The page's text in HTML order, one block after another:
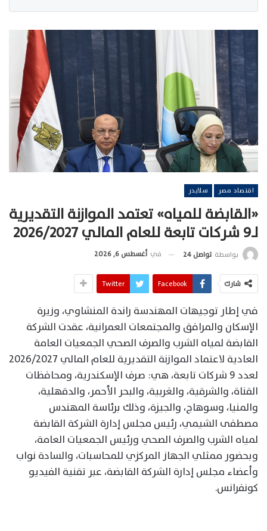
اقتصاد مصر سلايدر
«القابضة للمياه» تعتمد الموازنة التقديرية
لـ9 شركات تابعة للعام المالي 2026/2027
بواسطة تواصل 24 في أغسطس 6, 2026
شارك Facebook
Twitter
في إطار توجيهات المهندسة راندة المنشاوي، وزيرة
الإسكان والمرافق والمجتمعات العمرانية، عقدت الشركة
القابضة لمياه الشرب والصرف الصحي الجمعيات العامة
العادية لاعتماد الموازنة التقديرية للعام المالي 2026/2027
لعدد 9 شركات تابعة، هي: صرف الإسكندرية، ومحافظات
القناة، والشرقية، والغربية، والبحر الأحمر، والدقهلية،
والمنيا، وسوهاج، والجيزة، وذلك برئاسة المهندس
مصطفى الشيمي، رئيس مجلس إدارة الشركة القابضة
لمياه الشرب والصرف الصحي ورئيس الجمعيات العامة،
وبحضور ممثلي الجهاز المركزي للمحاسبات، والسادة نواب
وأعضاء مجلس إدارة الشركة القابضة، عبر تقنية الفيديو
كونفرانس.